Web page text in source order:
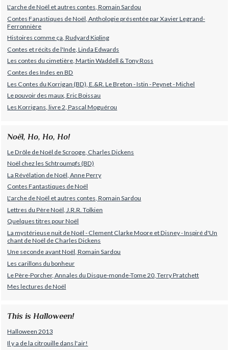
L'arche de Noël et autres contes, Romain Sardou
Contes Fanastiques de Noël, Anthologie présentée par Xavier Legrand-
Ferronnière
Histoires comme ça, Rudyard Kipling
Contes et récits de l'Inde, Linda Edwards
Les contes du cimetière, Martin Waddell & Tony Ross
Contes des Indes en BD
Les Contes du Korrigan (BD), E.&R. Le Breton - Istin - Peynet - Michel
Le pouvoir des maux, Eric Boissau
Les Korrigans, livre 2, Pascal Moguérou
Noël, Ho, Ho, Ho!
Le Drôle de Noël de Scrooge, Charles Dickens
Noël chez les Schtroumpfs (BD)
La Révélation de Noël, Anne Perry
Contes Fantastiques de Noël
L'arche de Noël et autres contes, Romain Sardou
Lettres du Père Noël, J.R.R. Tolkien
Quelques titres pour Noël
La mystérieuse nuit de Noël - Clement Clarke Moore et Disney - Inspiré d'Un
chant de Noël de Charles Dickens
Une seconde avant Noël, Romain Sardou
Les carillons du bonheur
Le Père-Porcher, Annales du Disque-monde-Tome 20, Terry Pratchett
Mes lectures de Noël
This is Halloween!
Halloween 2013
Il y a de la citrouille dans l'air!